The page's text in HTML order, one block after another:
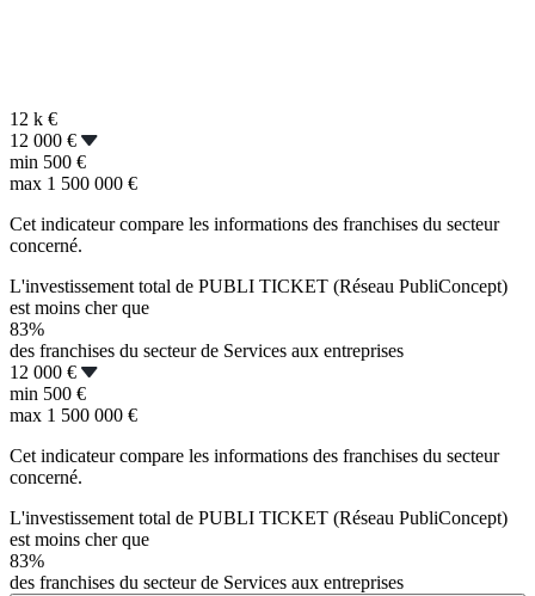
12 k €
12 000 €
min 500 €
max 1 500 000 €
Cet indicateur compare les informations des franchises du secteur
concerné.
L'investissement total de PUBLI TICKET (Réseau PubliConcept)
est moins cher que
83%
des franchises du secteur de Services aux entreprises
12 000 €
min 500 €
max 1 500 000 €
Cet indicateur compare les informations des franchises du secteur
concerné.
L'investissement total de PUBLI TICKET (Réseau PubliConcept)
est moins cher que
83%
des franchises du secteur de Services aux entreprises